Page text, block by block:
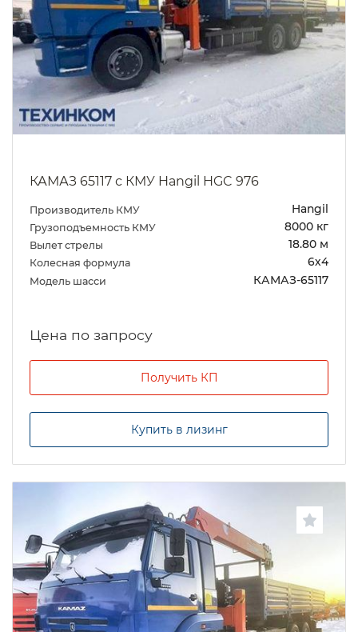
КАМАЗ 65117 с КМУ Hangil HGC 976
Производитель КМУ Hangil
Грузоподъемность КМУ 8000 кг
Вылет стрелы 18.80 м
Колесная формула 6х4
Модель шасси КАМАЗ-65117
Цена по запросу
Получить КП
Купить в лизинг